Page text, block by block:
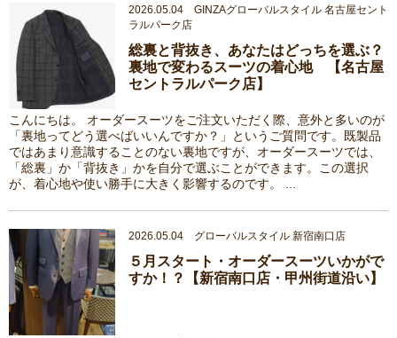
2026.05.04 GINZAグローバルスタイル 名古屋セント
ラルパーク店
総裏と背抜き、あなたはどっちを選ぶ？
裏地で変わるスーツの着心地 【名古屋
セントラルパーク店】
こんにちは。 オーダースーツをご注文いただく際、意外と多いのが
「裏地ってどう選べばいいんですか？」というご質問です。既製品
ではあまり意識することのない裏地ですが、オーダースーツでは、
「総裏」か「背抜き」かを自分で選ぶことができます。この選択
が、着心地や使い勝手に大きく影響するのです。 ...
2026.05.04 グローバルスタイル 新宿南口店
５月スタート・オーダースーツいかがで
すか！？【新宿南口店・甲州街道沿い】